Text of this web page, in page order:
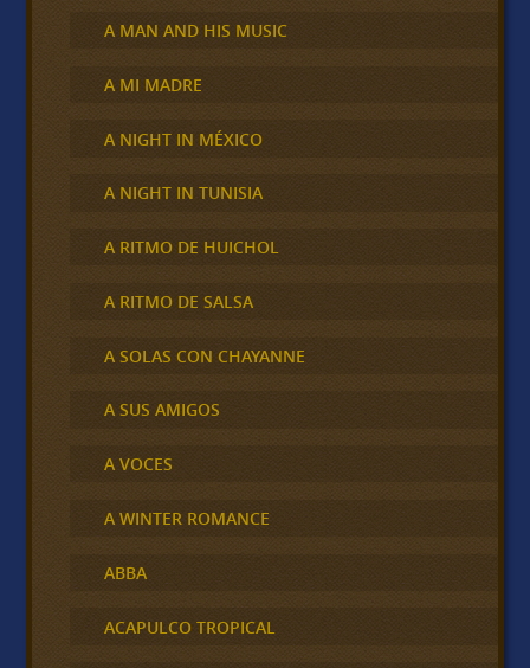
A MAN AND HIS MUSIC
A MI MADRE
A NIGHT IN MÉXICO
A NIGHT IN TUNISIA
A RITMO DE HUICHOL
A RITMO DE SALSA
A SOLAS CON CHAYANNE
A SUS AMIGOS
A VOCES
A WINTER ROMANCE
ABBA
ACAPULCO TROPICAL